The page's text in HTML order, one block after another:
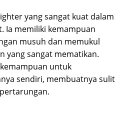
yang sangat kuat dalam
Ia memiliki kemampuan
musuh dan memukul
yang sangat mematikan.
untuk
sendiri, membuatnya sulit